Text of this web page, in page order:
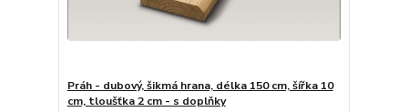
Práh - dubový, šikmá hrana, délka 150 cm, šířka 10
cm, tloušťka 2 cm - s doplňky